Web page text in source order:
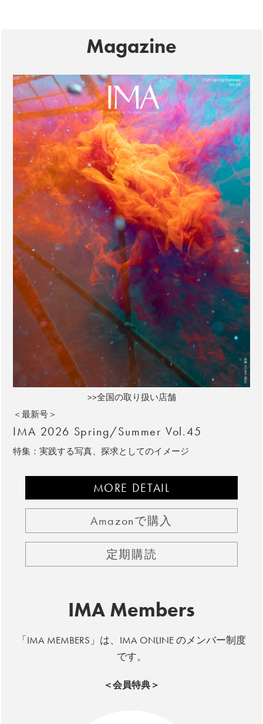
Magazine
>>全国の取り扱い店舗
＜最新号＞
IMA 2026 Spring/Summer Vol.45
特集：実践する写真、探求としてのイメージ
MORE DETAIL
Amazonで購入
定期購読
IMA Members
「IMA MEMBERS」は、IMA ONLINE のメンバー制度
です。
＜会員特典＞